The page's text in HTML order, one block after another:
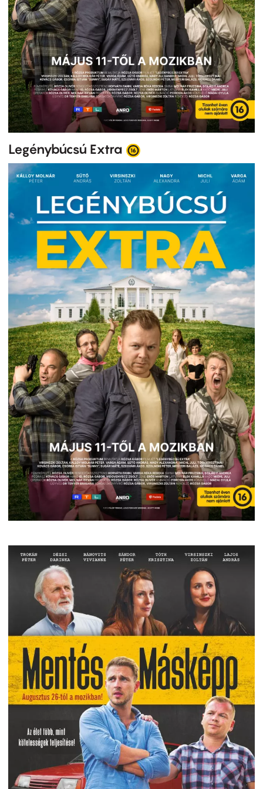
Legénybúcsú Extra